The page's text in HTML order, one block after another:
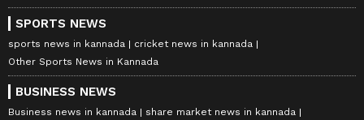
SPORTS NEWS
sports news in kannada
cricket news in kannada
Other Sports News in Kannada
BUSINESS NEWS
Business news in kannada
share market news in kannada